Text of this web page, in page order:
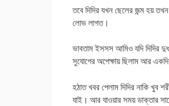
তবে দিদির যখন ছেলের জন্ম হয়
লোভ লাগত।
ভাবতাম ইসসস আমিও যদি দিদির
সুযোগের অপেক্ষায় ছিলাম আর
হঠাত খবর পেলাম দিদির নাকি খুব
যাই। আর যাওয়ার সময় ডাক্তার